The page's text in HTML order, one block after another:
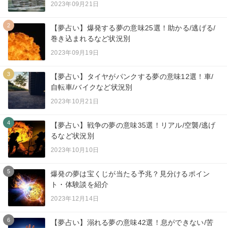
2023年09月21日
2
【夢占い】爆発する夢の意味25選！助かる/逃げる/
巻き込まれるなど状況別
2023年09月19日
3
【夢占い】タイヤがパンクする夢の意味12選！車/
自転車/バイクなど状況別
2023年10月21日
4
【夢占い】戦争の夢の意味35選！リアル/空襲/逃げ
るなど状況別
2023年10月10日
5
爆発の夢は宝くじが当たる予兆？見分けるポイン
ト・体験談を紹介
2023年12月14日
6
【夢占い】溺れる夢の意味42選！息ができない/苦